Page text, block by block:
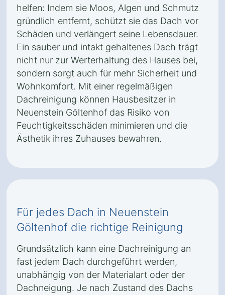
helfen: Indem sie Moos, Algen und Schmutz
gründlich entfernt, schützt sie das Dach vor
Schäden und verlängert seine Lebensdauer.
Ein sauber und intakt gehaltenes Dach trägt
nicht nur zur Werterhaltung des Hauses bei,
sondern sorgt auch für mehr Sicherheit und
Wohnkomfort. Mit einer regelmäßigen
Dachreinigung können Hausbesitzer in
Neuenstein Göltenhof das Risiko von
Feuchtigkeitsschäden minimieren und die
Ästhetik ihres Zuhauses bewahren.
Für jedes Dach in Neuenstein
Göltenhof die richtige Reinigung
Grundsätzlich kann eine Dachreinigung an
fast jedem Dach durchgeführt werden,
unabhängig von der Materialart oder der
Dachneigung. Je nach Zustand des Dachs